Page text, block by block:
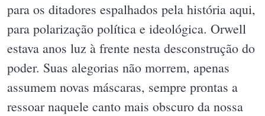
para os ditadores espalhados pela história aqui,
para polarização política e ideológica. Orwell
estava anos luz à frente nesta desconstrução do
poder. Suas alegorias não morrem, apenas
assumem novas máscaras, sempre prontas a
ressoar naquele canto mais obscuro da nossa